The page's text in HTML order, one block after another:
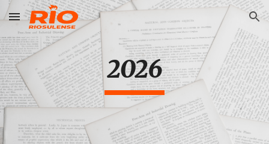
Skip to main content Skip to navigation
2026